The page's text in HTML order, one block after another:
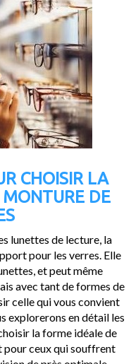
CHOISIR LA
MONTURE DE
lunettes de lecture, la
pour les verres. Elle
et peut même
avec tant de formes de
celle qui vous convient
explorerons en détail les
la forme idéale de
ceux qui souffrent